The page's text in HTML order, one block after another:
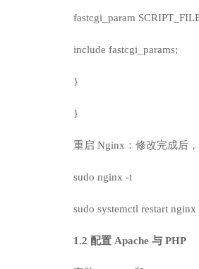
fastcgi_param
include fastcgi_params;
}
}
重启 Nginx：修改完成后
sudo nginx -t
sudo systemctl restart nginx
1.2 配置 Apache 与 PHP